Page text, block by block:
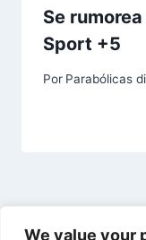
We value your
Se
Sport +5
Por Parabólicas